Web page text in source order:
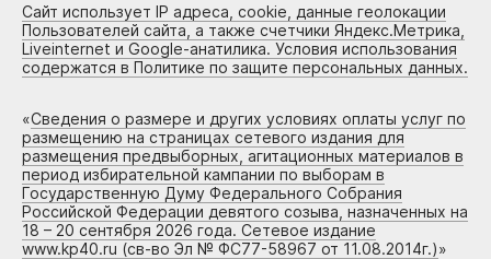
Сайт использует IP адреса, cookie, данные геолокации
Пользователей сайта, а также счетчики Яндекс.Метрика,
Liveinternet и Google-анатилика. Условия использования
содержатся в Политике по защите персональных данных.
«Сведения о размере и других условиях оплаты услуг по
размещению на страницах сетевого издания для
размещения предвыборных, агитационных материалов в
период избирательной кампании по выборам в
Государственную Думу Федерального Собрания
Российской Федерации девятого созыва, назначенных на
18 – 20 сентября 2026 года. Сетевое издание
www.kp40.ru (св-во Эл № ФС77-58967 от 11.08.2014г.)»